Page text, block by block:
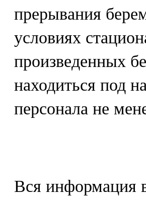
прерывания
условиях
произведенных
находиться под
персонала не
Вся информация